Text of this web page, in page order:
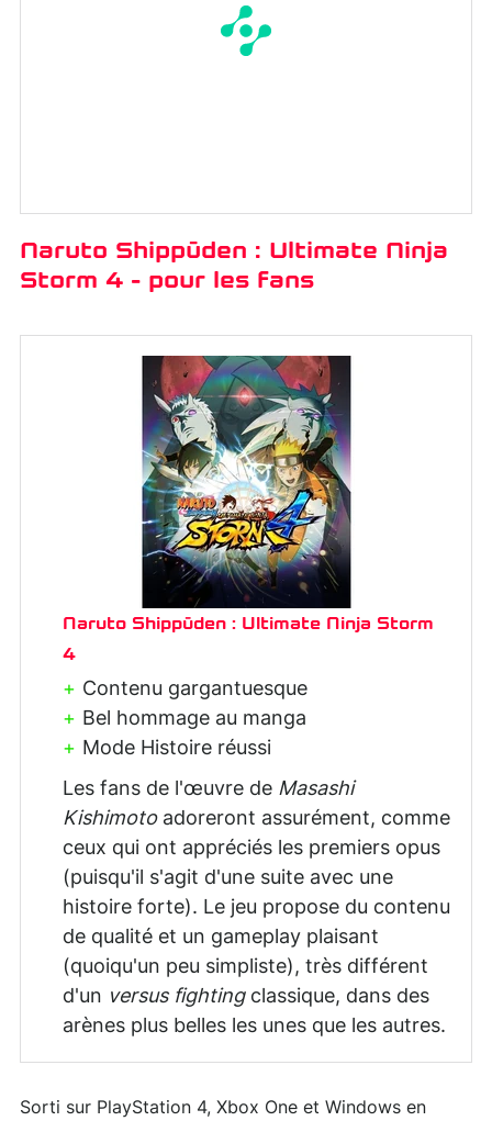
Naruto Shippūden : Ultimate Ninja
Storm 4 - pour les fans
Naruto Shippūden : Ultimate Ninja Storm
4
Contenu gargantuesque
Bel hommage au manga
Mode Histoire réussi
Les fans de l'œuvre de Masashi
Kishimotoadoreront assurément, comme
ceux qui ont appréciés les premiers opus
(puisqu'il s'agit d'une suite avec une
histoire forte). Le jeu propose du contenu
de qualité et un gameplay plaisant
(quoiqu'un peu simpliste), très différent
d'un versus fightingclassique, dans des
arènes plus belles les unes que les autres.
Sorti sur PlayStation 4, Xbox One et Windows en